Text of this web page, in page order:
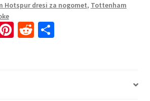
Hotspur dresi za nogomet, Tottenham
Pi R S